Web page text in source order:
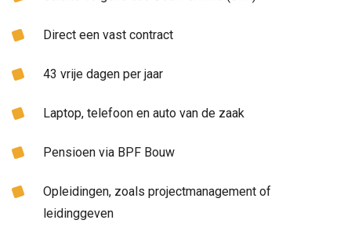
Direct een vast contract
43 vrije dagen per jaar
Laptop, telefoon en auto van de zaak
Pensioen via BPF Bouw
Opleidingen, zoals projectmanagement of
leidinggeven